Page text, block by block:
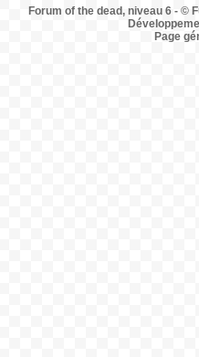
Forum of the dead, niveau 6 - ©
Page